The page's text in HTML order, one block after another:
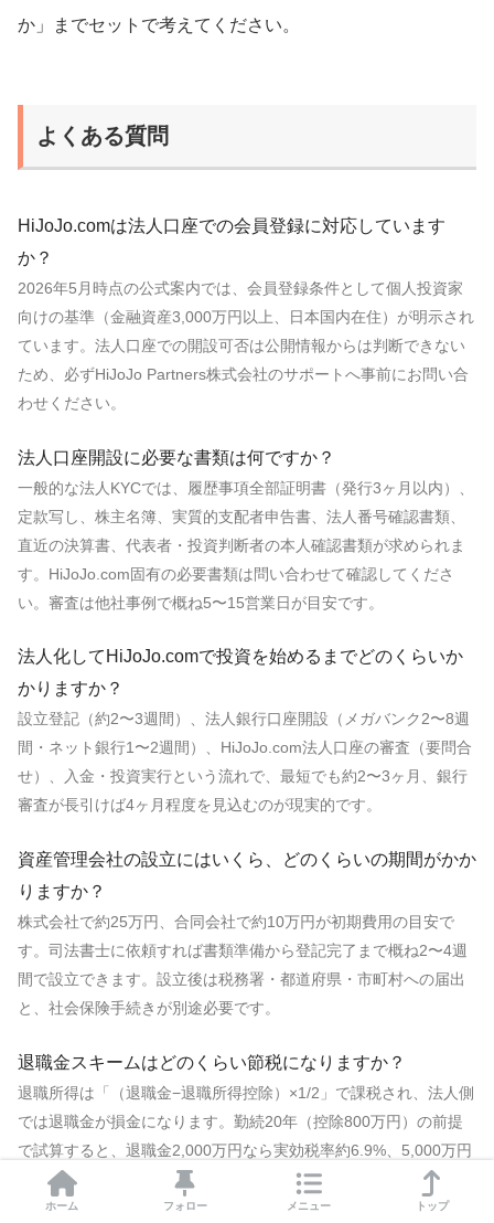
か」までセットで考えてください。
よくある質問
HiJoJo.comは法人口座での会員登録に対応しています
か？
2026年5月時点の公式案内では、会員登録条件として個人投資家
向けの基準（金融資産3,000万円以上、日本国内在住）が明示され
ています。法人口座での開設可否は公開情報からは判断できない
ため、必ずHiJoJo Partners株式会社のサポートへ事前にお問い合
わせください。
法人口座開設に必要な書類は何ですか？
一般的な法人KYCでは、履歴事項全部証明書（発行3ヶ月以内）、
定款写し、株主名簿、実質的支配者申告書、法人番号確認書類、
直近の決算書、代表者・投資判断者の本人確認書類が求められま
す。HiJoJo.com固有の必要書類は問い合わせて確認してくださ
い。審査は他社事例で概ね5〜15営業日が目安です。
法人化してHiJoJo.comで投資を始めるまでどのくらいか
かりますか？
設立登記（約2〜3週間）、法人銀行口座開設（メガバンク2〜8週
間・ネット銀行1〜2週間）、HiJoJo.com法人口座の審査（要問合
せ）、入金・投資実行という流れで、最短でも約2〜3ヶ月、銀行
審査が長引けば4ヶ月程度を見込むのが現実的です。
資産管理会社の設立にはいくら、どのくらいの期間がかか
りますか？
株式会社で約25万円、合同会社で約10万円が初期費用の目安で
す。司法書士に依頼すれば書類準備から登記完了まで概ね2〜4週
間で設立できます。設立後は税務署・都道府県・市町村への届出
と、社会保険手続きが別途必要です。
退職金スキームはどのくらい節税になりますか？
退職所得は「（退職金−退職所得控除）×1/2」で課税され、法人側
では退職金が損金になります。勤続20年（控除800万円）の前提
で試算すると、退職金2,000万円なら実効税率約6.9%、5,000万円
でも約15.6%と、個人の譲渡益課税20.315%を下回る水準になり
得ます。ただし過大役員退職金は損金否認されるため、金額設計
ホーム フォロー メニュー トップ